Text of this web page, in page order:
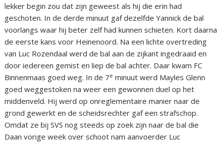
lekker begin zou dat zijn geweest als hij die erin had
geschoten. In de derde minuut gaf dezelfde Yannick de bal
voorlangs waar hij beter zelf had kunnen schieten. Kort daarna
de eerste kans voor Heinenoord. Na een lichte overtreding
van Luc Rozendaal werd de bal aan de zijkant ingedraaid en
door iedereen gemist en liep de bal achter. Daar kwam FC
Binnenmaas goed weg. In de 7e minuut werd Mayles Glenn
goed weggestoken na weer een gewonnen duel op het
middenveld. Hij werd op onreglementaire manier naar de
grond gewerkt en de scheidsrechter gaf een strafschop.
Omdat ze bij SVS nog steeds op zoek zijn naar de bal die
Daan vorige week over schoot nam aanvoerder Luc